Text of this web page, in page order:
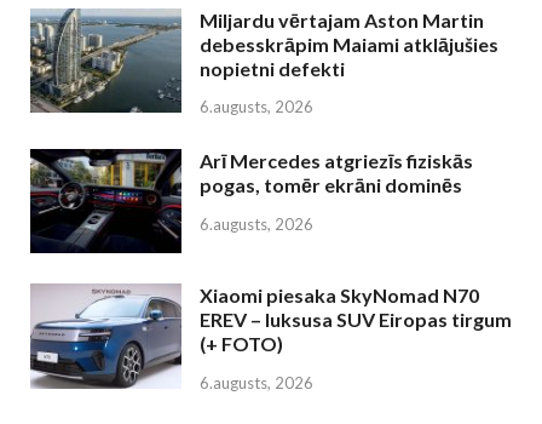
Miljardu vērtajam Aston Martin
debesskrāpim Maiami atklājušies
nopietni defekti
6.augusts, 2026
Arī Mercedes atgriezīs fiziskās
pogas, tomēr ekrāni dominēs
6.augusts, 2026
Xiaomi piesaka SkyNomad N70
EREV – luksusa SUV Eiropas tirgum
(+ FOTO)
6.augusts, 2026